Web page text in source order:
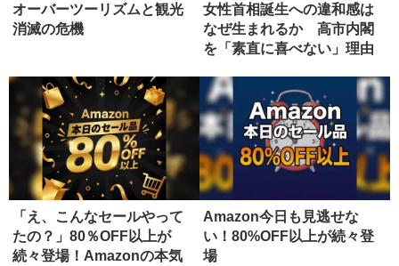
オーバーツーリズムと観光
消滅の危機
女性首相誕生への違和感は
なぜ生まれるか 高市内閣
を「素直に喜べない」理由
「え、こんなセールやって
たの？」80％OFF以上が
続々登場！Amazonの本気
Amazon今日も見逃せな
い！80%OFF以上が続々登
場